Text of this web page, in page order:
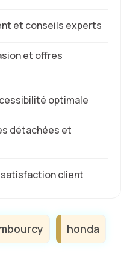
et conseils experts
et offres
optimale
détachées et
client
honda